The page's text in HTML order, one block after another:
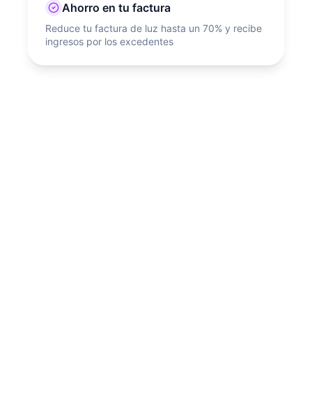
Ahorro en tu factura
Reduce tu factura de luz hasta un 70% y recibe
ingresos por los excedentes